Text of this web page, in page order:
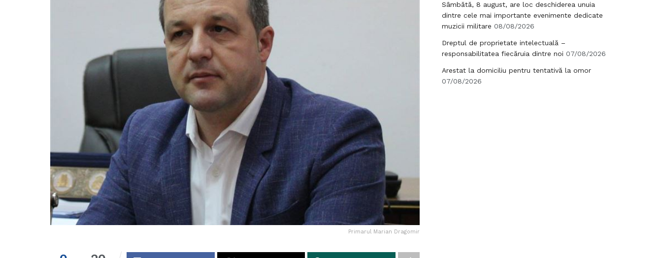
Primarul Marian Dragomir
Sâmbătă, 8 august, are loc deschiderea unuia
dintre cele mai importante evenimente dedicate
muzicii militare 08/08/2026
Dreptul de proprietate intelectuală –
responsabilitatea fiecăruia dintre noi 07/08/2026
Arestat la domiciliu pentru tentativă la omor
07/08/2026